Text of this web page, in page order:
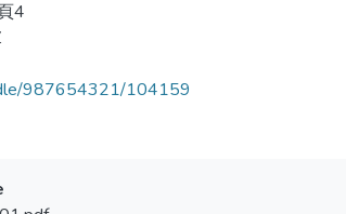
4
987654321/104159